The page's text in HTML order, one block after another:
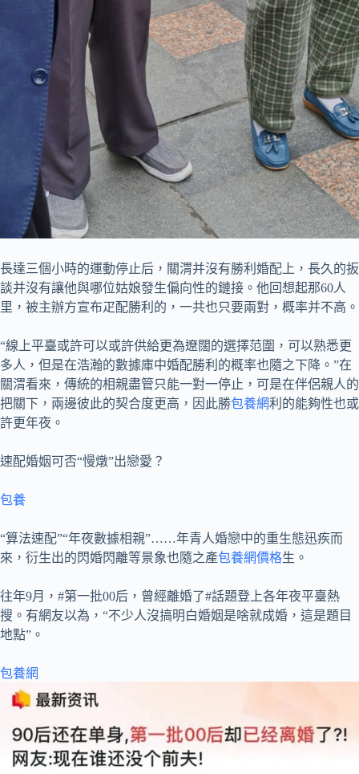
長達三個小時的運動停止后，關渭并沒有勝利婚配上，長久的扳
談并沒有讓他與哪位姑娘發生偏向性的鏈接。他回想起那60人
里，被主辦方宣布疋配勝利的，一共也只要兩對，概率并不高。
“線上平臺或許可以或許供給更為遼闊的選擇范圍，可以熟悉更
多人，但是在浩瀚的數據庫中婚配勝利的概率也隨之下降。”在
關渭看來，傳統的相親盡管只能一對一停止，可是在伴侶親人的
把關下，兩邊彼此的契合度更高，因此勝包養網利的能夠性也或
許更年夜。
速配婚姻可否“慢燉”出戀愛？
包養
“算法速配”“年夜數據相親”……年青人婚戀中的重生態迅疾而
來，衍生出的閃婚閃離等景象也隨之產包養網價格生。
往年9月，#第一批00后，曾經離婚了#話題登上各年夜平臺熱
搜。有網友以為，“不少人沒搞明白婚姻是啥就成婚，這是題目
地點”。
包養網